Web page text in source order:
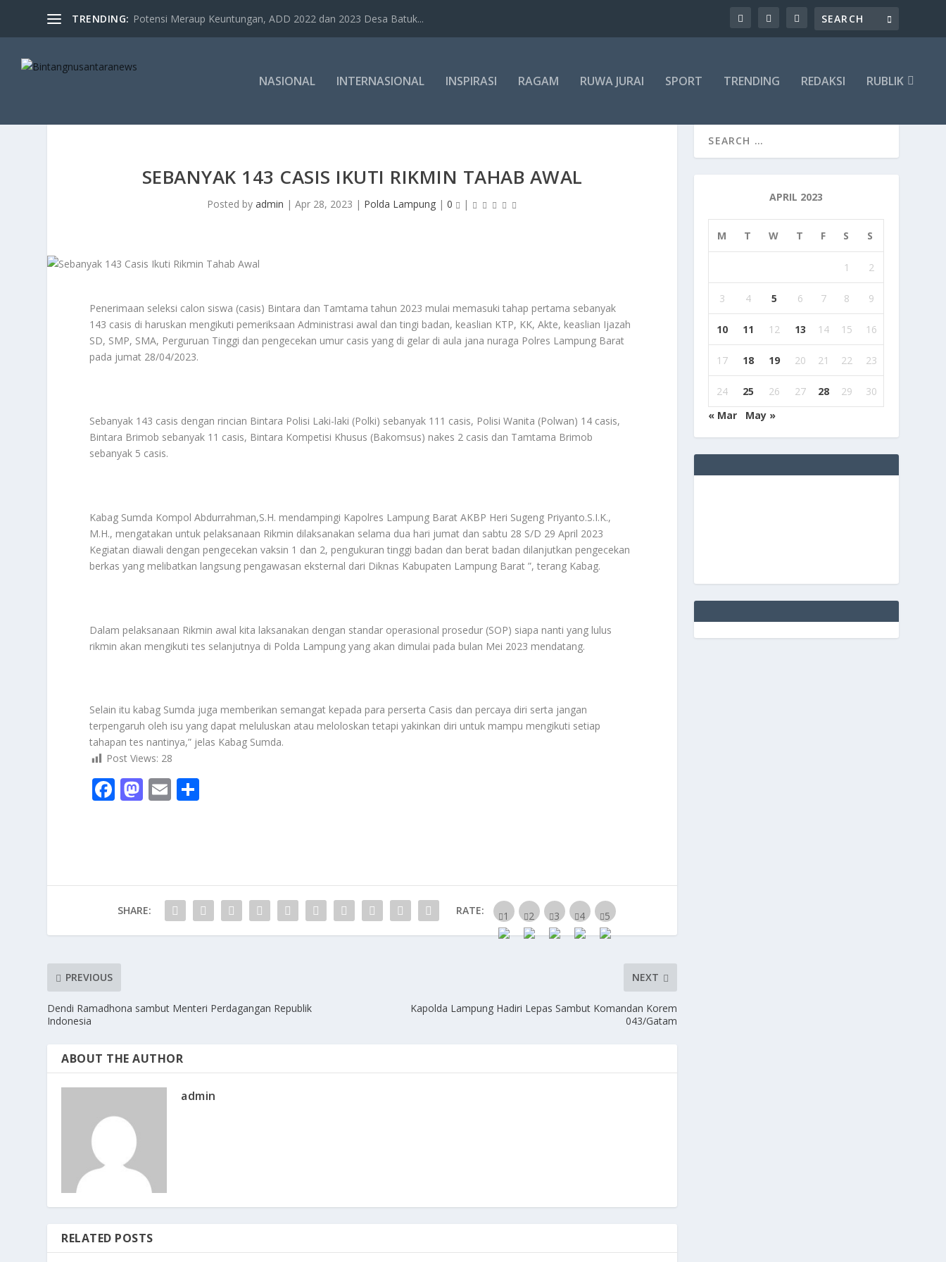
TRENDING: Potensi Meraup Keuntungan, ADD 2022 dan 2023 Desa Batuk...
NASIONAL INTERNASIONAL INSPIRASI RAGAM RUWA JURAI SPORT TRENDING REDAKSI RUBLIK
SEBANYAK 143 CASIS IKUTI RIKMIN TAHAB AWAL
Posted by admin | Apr 28, 2023 | Polda Lampung| 0 |
Penerimaan seleksi calon siswa (casis) Bintara dan Tamtama tahun 2023 mulai memasuki tahap pertama sebanyak
143 casis di haruskan mengikuti pemeriksaan Administrasi awal dan tingi badan, keaslian KTP, KK, Akte, keaslian Ijazah
SD, SMP, SMA, Perguruan Tinggi dan pengecekan umur casis yang di gelar di aula jana nuraga Polres Lampung Barat
pada jumat 28/04/2023.
Sebanyak 143 casis dengan rincian Bintara Polisi Laki-laki (Polki) sebanyak 111 casis, Polisi Wanita (Polwan) 14 casis,
Bintara Brimob sebanyak 11 casis, Bintara Kompetisi Khusus (Bakomsus) nakes 2 casis dan Tamtama Brimob
sebanyak 5 casis.
Kabag Sumda Kompol Abdurrahman,S.H. mendampingi Kapolres Lampung Barat AKBP Heri Sugeng Priyanto.S.I.K.,
M.H., mengatakan untuk pelaksanaan Rikmin dilaksanakan selama dua hari jumat dan sabtu 28 S/D 29 April 2023
Kegiatan diawali dengan pengecekan vaksin 1 dan 2, pengukuran tinggi badan dan berat badan dilanjutkan pengecekan
berkas yang melibatkan langsung pengawasan eksternal dari Diknas Kabupaten Lampung Barat ”, terang Kabag.
Dalam pelaksanaan Rikmin awal kita laksanakan dengan standar operasional prosedur (SOP) siapa nanti yang lulus
rikmin akan mengikuti tes selanjutnya di Polda Lampung yang akan dimulai pada bulan Mei 2023 mendatang.
Selain itu kabag Sumda juga memberikan semangat kepada para perserta Casis dan percaya diri serta jangan
terpengaruh oleh isu yang dapat meluluskan atau meloloskan tetapi yakinkan diri untuk mampu mengikuti setiap
tahapan tes nantinya,” jelas Kabag Sumda.
Post Views: 28
F
o
o
k
M
o
n
E
SHARE: RATE:
PREVIOUS
Dendi Ramadhona sambut Menteri Perdagangan Republik
Indonesia
NEXT
Kapolda Lampung Hadiri Lepas Sambut Komandan Korem
043/Gatam
ABOUT THE AUTHOR
admin
RELATED POSTS
APRIL 2023
M T W T F S S
1 2
3 4 5 6 7 8 9
10 11 12 13 14 15 16
17 18 19 20 21 22 23
24 25 26 27 28 29
30
« Mar
May »